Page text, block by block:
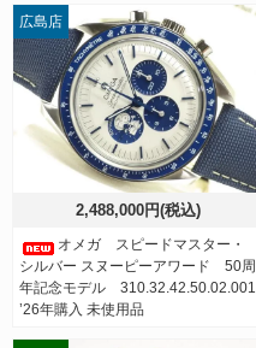
2,488,000円(税込)
オメガ スピードマスター・
シルバー スヌーピーアワード 50周
年記念モデル 310.32.42.50.02.001
’26年購入 未使用品
広島店